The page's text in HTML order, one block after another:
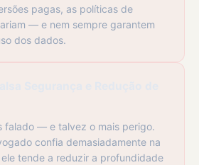
pagas, as políticas de
— e nem sempre garantem
dos dados.
falado — e talvez o mais perigo.
confia demasiadamente na
tende a reduzir a profundidade